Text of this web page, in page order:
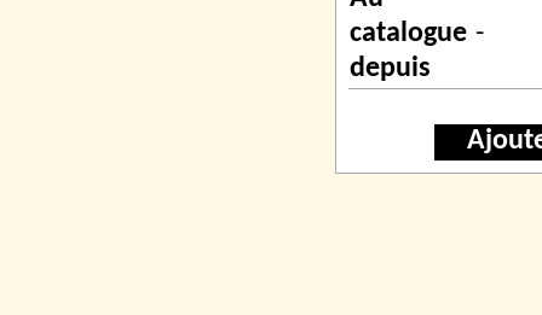
catalogue
depuis
-